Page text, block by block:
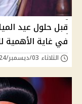
في غاية الأهمية
الثلاثاء 03/ديسمبر/2024 - 06:22 م